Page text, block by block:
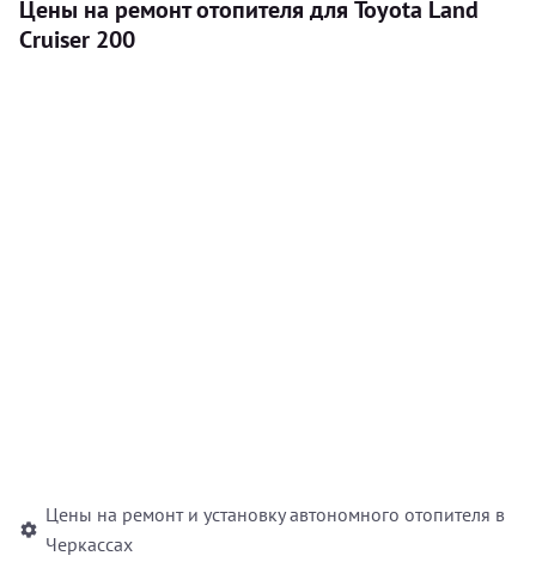
Цены на ремонт отопителя для Toyota Land
Cruiser 200
Цены на ремонт и установку автономного отопителя в
Черкассах